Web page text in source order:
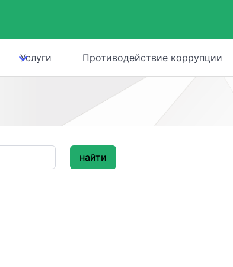
Услуги Противодействие коррупции
найти